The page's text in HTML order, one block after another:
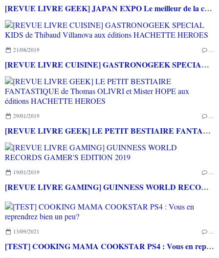
[REVUE LIVRE GEEK] JAPAN EXPO Le meilleur de la culture japonaise aux éditions HACHETTE HEROES
21/08/2019 …
[REVUE LIVRE CUISINE] GASTRONOGEEK SPECIAL KIDS de Thibaud Villanova aux éditions HACHETTE HEROES
29/01/2019 …
[REVUE LIVRE GEEK] LE PETIT BESTIAIRE FANTASTIQUE de Thomas OLIVRI et Mister HOPE aux éditions HACHETTE HEROES
19/01/2019 …
[REVUE LIVRE GAMING] GUINNESS WORLD RECORDS GAMER'S EDITION 2019
13/09/2021 …
[TEST] COOKING MAMA COOKSTAR PS4 : Vous en reprendrez bien un peu?